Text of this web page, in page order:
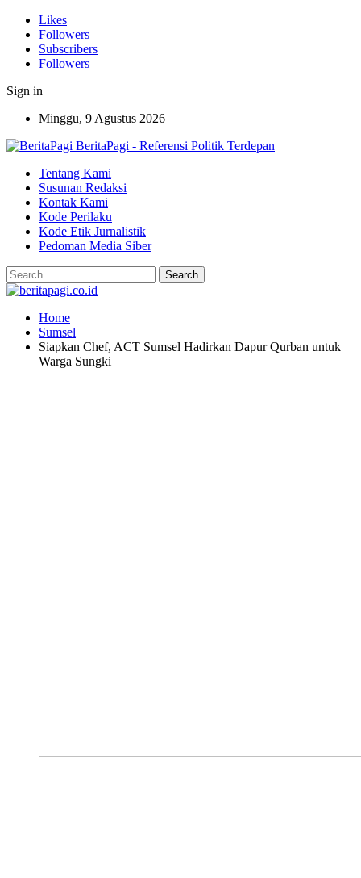
Likes
Followers
Subscribers
Followers
Sign in
Minggu, 9 Agustus 2026
BeritaPagi - Referensi Politik Terdepan
Tentang Kami
Susunan Redaksi
Kontak Kami
Kode Perilaku
Kode Etik Jurnalistik
Pedoman Media Siber
Home
Sumsel
Siapkan Chef, ACT Sumsel Hadirkan Dapur Qurban untuk
Warga Sungki